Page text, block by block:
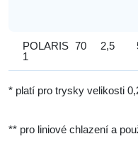
POLARIS
1
70 2,5
* platí pro trysky velikosti
** pro liniové chlazení a